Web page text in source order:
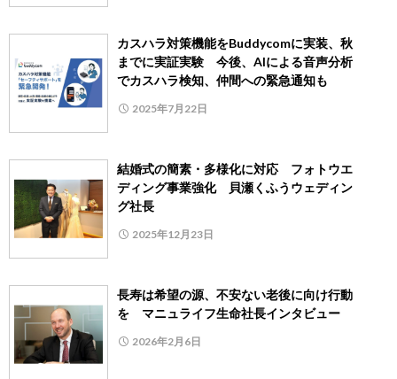
カスハラ対策機能をBuddycomに実装、秋
までに実証実験 今後、AIによる音声分析
でカスハラ検知、仲間への緊急通知も
2025年7月22日
結婚式の簡素・多様化に対応 フォトウエ
ディング事業強化 貝瀬くふうウェディン
グ社長
2025年12月23日
長寿は希望の源、不安ない老後に向け行動
を マニュライフ生命社長インタビュー
2026年2月6日